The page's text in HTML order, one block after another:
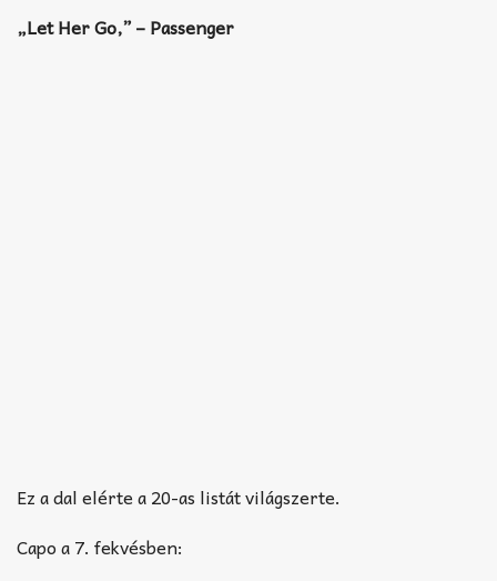
„Let Her Go,” – Passenger
Ez a dal elérte a 20-as listát világszerte.
Capo a 7. fekvésben: